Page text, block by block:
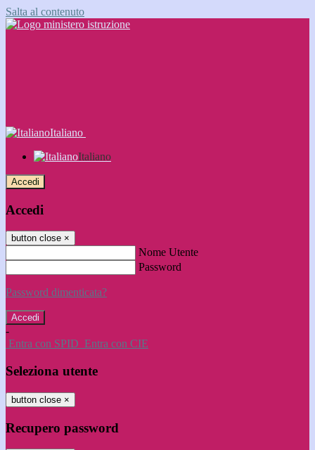
Salta al contenuto
Italiano
Italiano
Accedi
Accedi
button close ×
Nome Utente
Password
Password dimenticata?
-
Entra con SPID Entra con CIE
Seleziona utente
button close ×
Recupero password